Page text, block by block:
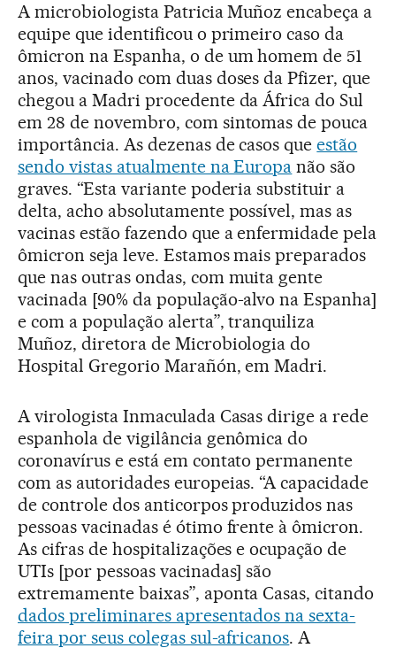
A microbiologista Patricia Muñoz encabeça a
equipe que identificou o primeiro caso da
ômicron na Espanha, o de um homem de 51
anos, vacinado com duas doses da Pfizer, que
chegou a Madri procedente da África do Sul
em 28 de novembro, com sintomas de pouca
importância. As dezenas de casos queestão
sendo vistas atualmente na Europa não são
graves. “Esta variante poderia substituir a
delta, acho absolutamente possível, mas as
vacinas estão fazendo que a enfermidade pela
ômicron seja leve. Estamos mais preparados
que nas outras ondas, com muita gente
vacinada [90% da população-alvo na Espanha]
e com a população alerta”, tranquiliza
Muñoz, diretora de Microbiologia do
Hospital Gregorio Marañón, em Madri.
A virologista Inmaculada Casas dirige a rede
espanhola de vigilância genômica do
coronavírus e está em contato permanente
com as autoridades europeias. “A capacidade
de controle dos anticorpos produzidos nas
pessoas vacinadas é ótimo frente à ômicron.
As cifras de hospitalizações e ocupação de
UTIs [por pessoas vacinadas] são
extremamente baixas”, aponta Casas, citando
dados preliminares apresentados na sexta-
feira por seus colegas sul-africanos. A